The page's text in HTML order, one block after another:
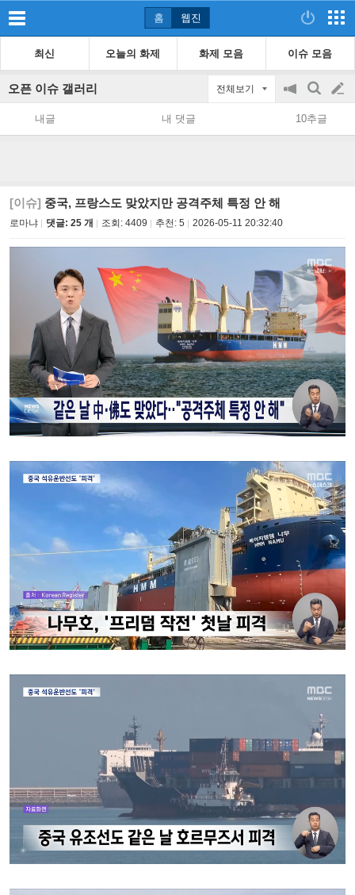
홈 웹진
최신 오늘의 화제 화제 모음 이슈 모음
오픈 이슈 갤러리 전체보기
공
지
on/off
검
색
글
쓰
내글 내 댓글 10추글
[이슈] 중국, 프랑스도 맞았지만 공격주체 특정 안 해
로마냐 댓글: 25 개 조회: 4409 추천: 5 2026-05-11 20:32:40